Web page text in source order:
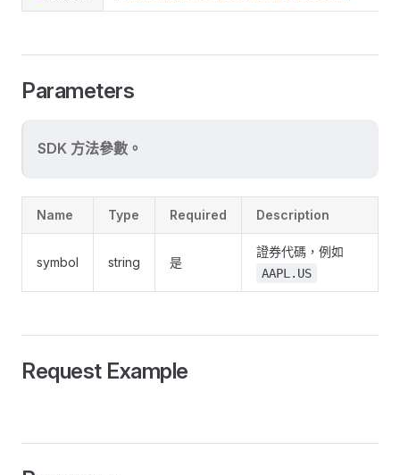
Parameters
SDK 方法參數。
Name Type Required Description
symbol string 是
證券代碼，例如
AAPL.US
Request Example